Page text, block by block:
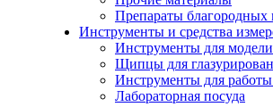
Препараты благородных
Инструменты и средства
Инструменты для
Щипцы для
Инструменты для
Лабораторная посуда